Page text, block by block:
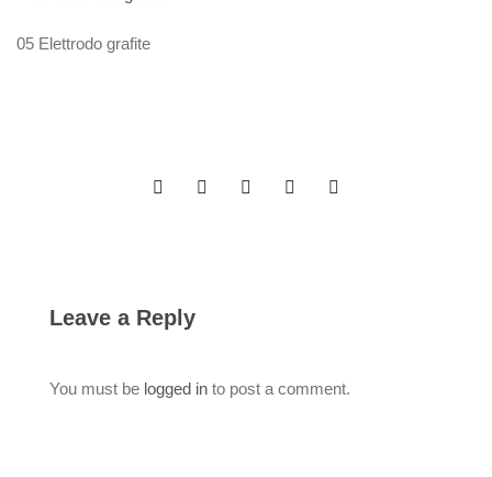
05 Elettrodo grafite
Leave a Reply
You must be logged in to post a comment.